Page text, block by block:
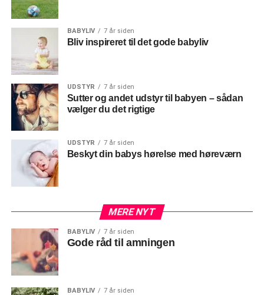
BABYLIV 7 år siden
Bliv inspireret til det gode babyliv
UDSTYR 7 år siden
Sutter og andet udstyr til babyen – sådan
vælger du det rigtige
UDSTYR 7 år siden
Beskyt din babys hørelse med høreværn
MERE NYT
BABYLIV 7 år siden
Gode råd til amningen
BABYLIV 7 år siden